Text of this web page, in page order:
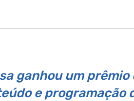
ganhou um
e programação